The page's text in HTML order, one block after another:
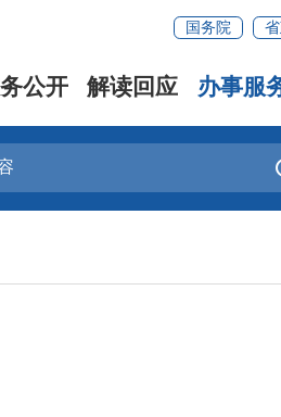
国务院
公开 解读回应 办事服